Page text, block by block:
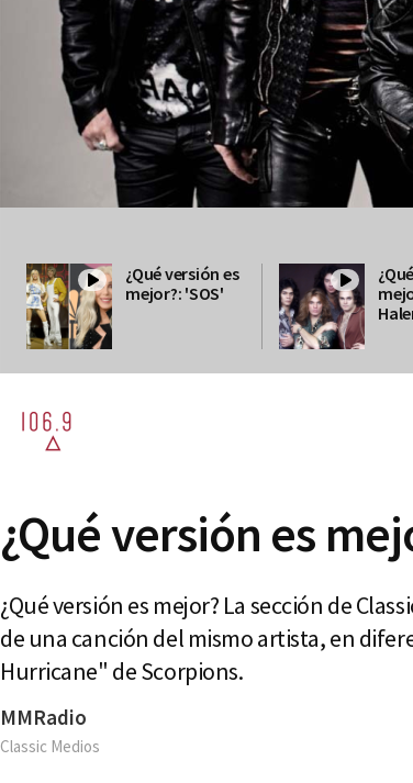
¿Qué versión es
mejor?: 'SOS'
¿Qué versión es
¿Qué versión es mejor? La sección de
de una canción del mismo artista, en
Hurricane" de Scorpions.
MMRadio
Classic Medios